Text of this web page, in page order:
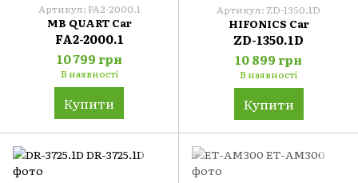
Артикул: FA2-2000.1
MB QUART Car
FA2-2000.1
10 799 грн
В наявності
Купити
Артикул: ZD-1350.1D
HIFONICS Car
ZD-1350.1D
10 899 грн
В наявності
Купити